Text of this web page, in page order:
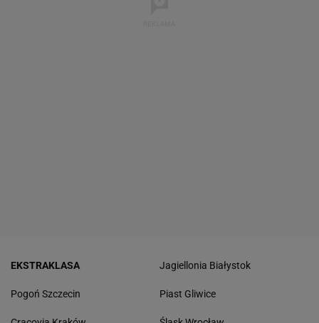
EKSTRAKLASA
Pogoń Szczecin
Jagiellonia Białystok
Piast Gliwice